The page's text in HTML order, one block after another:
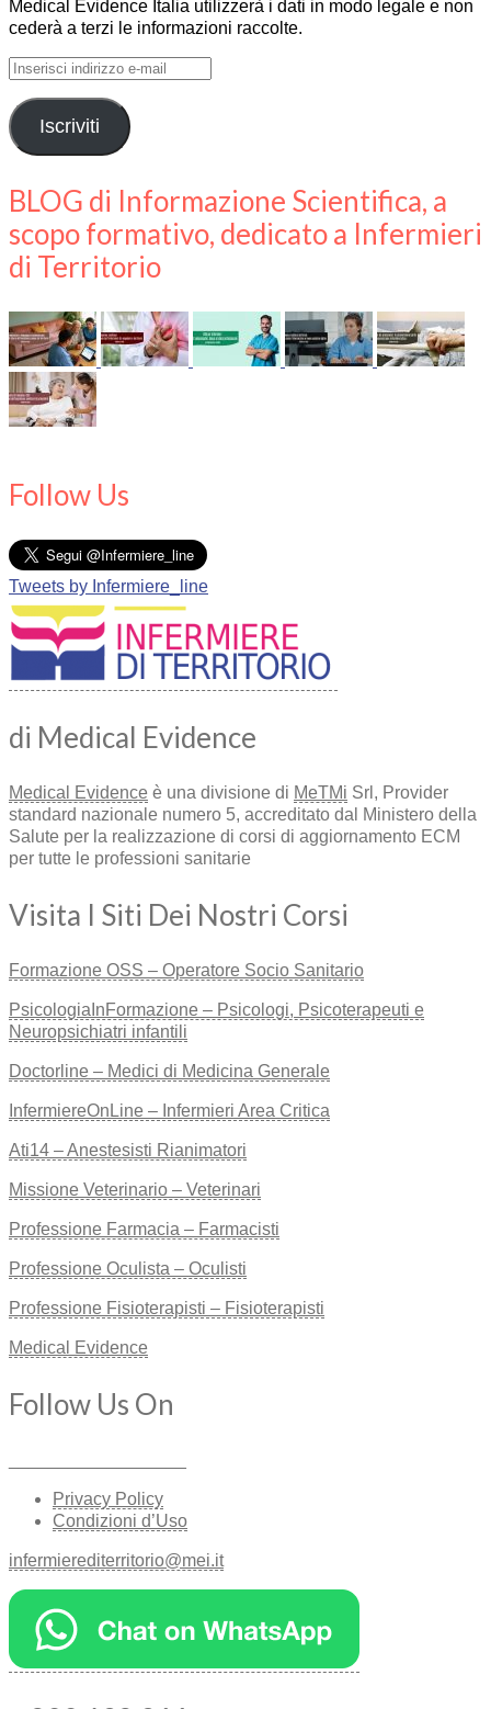
Medical Evidence Italia utilizzerà i dati in modo legale e non
cederà a terzi le informazioni raccolte.
Inserisci
e-
mail Iscriviti
BLOG di Informazione Scientifica, a
scopo formativo, dedicato a Infermieri
di Territorio
Follow Us
Tweets by Infermiere_line
di Medical Evidence
Medical Evidence è una divisione di MeTMi Srl, Provider
standard nazionale numero 5, accreditato dal Ministero della
Salute per la realizzazione di corsi di aggiornamento ECM
per tutte le professioni sanitarie
Visita I Siti Dei Nostri Corsi
Formazione OSS – Operatore Socio Sanitario
PsicologiaInFormazione – Psicologi, Psicoterapeuti e
Neuropsichiatri infantili
Doctorline – Medici di Medicina Generale
InfermiereOnLine – Infermieri Area Critica
Ati14 – Anestesisti Rianimatori
Missione Veterinario – Veterinari
Professione Farmacia – Farmacisti
Professione Oculista – Oculisti
Professione Fisioterapisti – Fisioterapisti
Medical Evidence
Follow Us On
Privacy Policy
Condizioni d’Uso
infermierediterritorio@mei.it